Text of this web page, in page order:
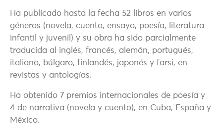
Ha publicado hasta la fecha 52 libros en varios
géneros (novela, cuento, ensayo, poesía, literatura
infantil y juvenil) y su obra ha sido parcialmente
traducida al inglés, francés, alemán, portugués,
italiano, búlgaro, finlandés, japonés y farsi, en
revistas y antologías.
Ha obtenido 7 premios internacionales de poesía y
4 de narrativa (novela y cuento), en Cuba, España y
México.